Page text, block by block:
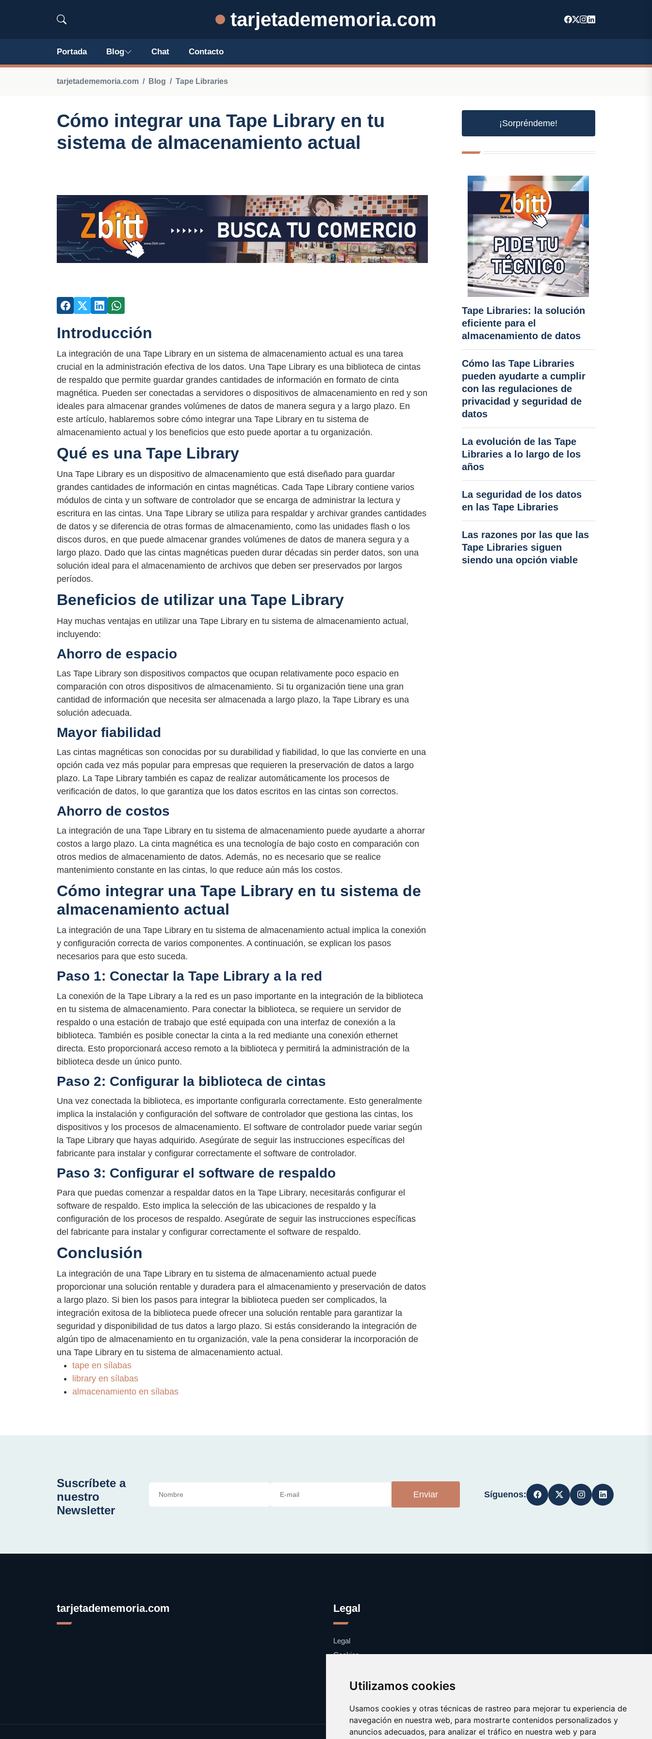
Utilizamos cookies
Usamos cookies y otras técnicas de rastreo para mejorar tu experiencia de
navegación en nuestra web, para mostrarte contenidos personalizados y
anuncios adecuados, para analizar el tráfico en nuestra web y para
tarjetadememoria.com
Portada Blog Chat Contacto
tarjetadememoria.com Blog Tape Libraries
Cómo integrar una Tape Library en tu
sistema de almacenamiento actual
Introducción
La integración de una Tape Library en un sistema de almacenamiento actual es una tarea
crucial en la administración efectiva de los datos. Una Tape Library es una biblioteca de cintas
de respaldo que permite guardar grandes cantidades de información en formato de cinta
magnética. Pueden ser conectadas a servidores o dispositivos de almacenamiento en red y son
ideales para almacenar grandes volúmenes de datos de manera segura y a largo plazo. En
este artículo, hablaremos sobre cómo integrar una Tape Library en tu sistema de
almacenamiento actual y los beneficios que esto puede aportar a tu organización.
Qué es una Tape Library
Una Tape Library es un dispositivo de almacenamiento que está diseñado para guardar
grandes cantidades de información en cintas magnéticas. Cada Tape Library contiene varios
módulos de cinta y un software de controlador que se encarga de administrar la lectura y
escritura en las cintas. Una Tape Library se utiliza para respaldar y archivar grandes cantidades
de datos y se diferencia de otras formas de almacenamiento, como las unidades flash o los
discos duros, en que puede almacenar grandes volúmenes de datos de manera segura y a
largo plazo. Dado que las cintas magnéticas pueden durar décadas sin perder datos, son una
solución ideal para el almacenamiento de archivos que deben ser preservados por largos
períodos.
Beneficios de utilizar una Tape Library
Hay muchas ventajas en utilizar una Tape Library en tu sistema de almacenamiento actual,
incluyendo:
Ahorro de espacio
Las Tape Library son dispositivos compactos que ocupan relativamente poco espacio en
comparación con otros dispositivos de almacenamiento. Si tu organización tiene una gran
cantidad de información que necesita ser almacenada a largo plazo, la Tape Library es una
solución adecuada.
Mayor fiabilidad
Las cintas magnéticas son conocidas por su durabilidad y fiabilidad, lo que las convierte en una
opción cada vez más popular para empresas que requieren la preservación de datos a largo
plazo. La Tape Library también es capaz de realizar automáticamente los procesos de
verificación de datos, lo que garantiza que los datos escritos en las cintas son correctos.
Ahorro de costos
La integración de una Tape Library en tu sistema de almacenamiento puede ayudarte a ahorrar
costos a largo plazo. La cinta magnética es una tecnología de bajo costo en comparación con
otros medios de almacenamiento de datos. Además, no es necesario que se realice
mantenimiento constante en las cintas, lo que reduce aún más los costos.
Cómo integrar una Tape Library en tu sistema de
almacenamiento actual
La integración de una Tape Library en tu sistema de almacenamiento actual implica la conexión
y configuración correcta de varios componentes. A continuación, se explican los pasos
necesarios para que esto suceda.
Paso 1: Conectar la Tape Library a la red
La conexión de la Tape Library a la red es un paso importante en la integración de la biblioteca
en tu sistema de almacenamiento. Para conectar la biblioteca, se requiere un servidor de
respaldo o una estación de trabajo que esté equipada con una interfaz de conexión a la
biblioteca. También es posible conectar la cinta a la red mediante una conexión ethernet
directa. Esto proporcionará acceso remoto a la biblioteca y permitirá la administración de la
biblioteca desde un único punto.
Paso 2: Configurar la biblioteca de cintas
Una vez conectada la biblioteca, es importante configurarla correctamente. Esto generalmente
implica la instalación y configuración del software de controlador que gestiona las cintas, los
dispositivos y los procesos de almacenamiento. El software de controlador puede variar según
la Tape Library que hayas adquirido. Asegúrate de seguir las instrucciones específicas del
fabricante para instalar y configurar correctamente el software de controlador.
Paso 3: Configurar el software de respaldo
Para que puedas comenzar a respaldar datos en la Tape Library, necesitarás configurar el
software de respaldo. Esto implica la selección de las ubicaciones de respaldo y la
configuración de los procesos de respaldo. Asegúrate de seguir las instrucciones específicas
del fabricante para instalar y configurar correctamente el software de respaldo.
Conclusión
La integración de una Tape Library en tu sistema de almacenamiento actual puede
proporcionar una solución rentable y duradera para el almacenamiento y preservación de datos
a largo plazo. Si bien los pasos para integrar la biblioteca pueden ser complicados, la
integración exitosa de la biblioteca puede ofrecer una solución rentable para garantizar la
seguridad y disponibilidad de tus datos a largo plazo. Si estás considerando la integración de
algún tipo de almacenamiento en tu organización, vale la pena considerar la incorporación de
una Tape Library en tu sistema de almacenamiento actual.
tape en sílabas
library en sílabas
almacenamiento en sílabas
¡Sorpréndeme!
Tape Libraries: la solución
eficiente para el
almacenamiento de datos
Cómo las Tape Libraries
pueden ayudarte a cumplir
con las regulaciones de
privacidad y seguridad de
datos
La evolución de las Tape
Libraries a lo largo de los
años
La seguridad de los datos
en las Tape Libraries
Las razones por las que las
Tape Libraries siguen
siendo una opción viable
Suscríbete a
nuestro
Newsletter
Enviar Síguenos:
tarjetadememoria.com Legal
Legal
Cookies